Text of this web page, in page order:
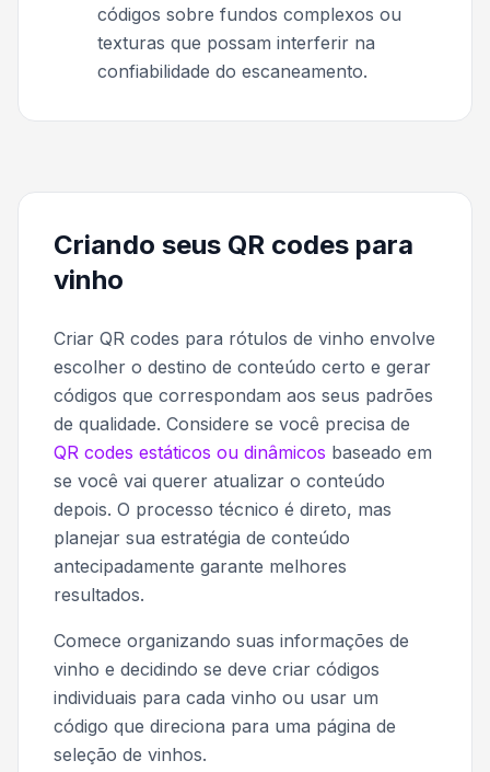
códigos sobre fundos complexos ou
texturas que possam interferir na
confiabilidade do escaneamento.
Criando seus QR codes para
vinho
Criar QR codes para rótulos de vinho envolve
escolher o destino de conteúdo certo e gerar
códigos que correspondam aos seus padrões
de qualidade. Considere se você precisa de
QR codes estáticos ou dinâmicos baseado em
se você vai querer atualizar o conteúdo
depois. O processo técnico é direto, mas
planejar sua estratégia de conteúdo
antecipadamente garante melhores
resultados.
Comece organizando suas informações de
vinho e decidindo se deve criar códigos
individuais para cada vinho ou usar um
código que direciona para uma página de
seleção de vinhos.